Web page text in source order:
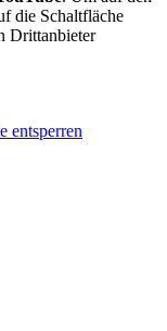
die Schaltfläche
Drittanbieter
entsperren